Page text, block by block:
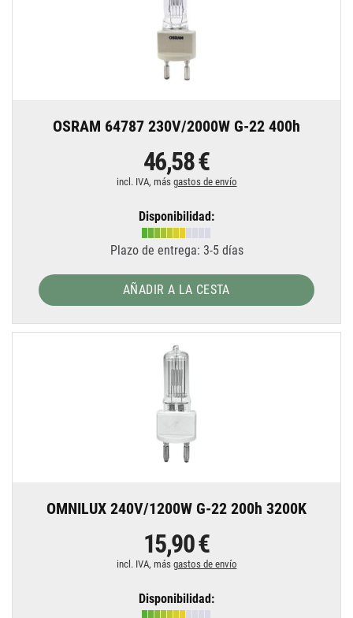
OSRAM 64787 230V/2000W G-22 400h
46,58 €
incl. IVA, más gastos de envío
Disponibilidad:
Plazo de entrega: 3-5 días
AÑADIR A LA CESTA
OMNILUX 240V/1200W G-22 200h 3200K
15,90 €
incl. IVA, más gastos de envío
Disponibilidad: